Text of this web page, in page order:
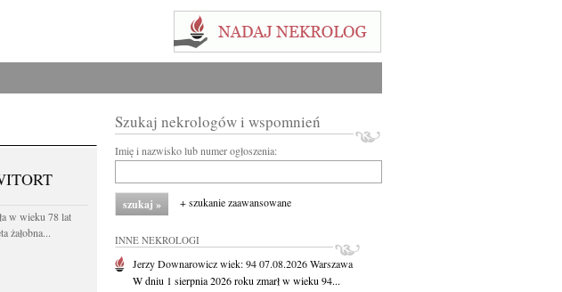
w wieku 78 lat
żałobna...
Szukaj nekrologów i wspomnień
Imię i nazwisko lub numer ogłoszenia:
+ szukanie zaawansowane
INNE NEKROLOGI
Jerzy Downarowiczwiek: 9407.08.2026Warszawa
W dniu 1 sierpnia 2026 roku zmarł w wieku 94...